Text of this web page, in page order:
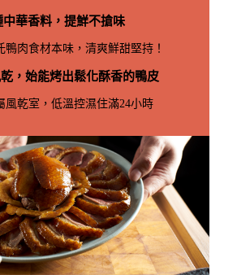
中華香料，提鮮不搶味
鴨肉食材本味，清爽鮮甜堅持！
，始能烤出鬆化酥香的鴨皮
風乾室，低溫控濕住滿24小時